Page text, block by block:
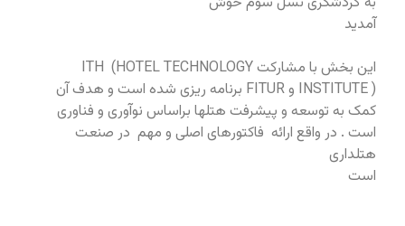
آمدید
این بخش با مشارکت ITH (HOTEL TECHNOLOGY
INSTITUTE ) و FITUR برنامه ریزی شده است و هدف آن
کمک به توسعه و پیشرفت هتلها براساس نوآوری و فناوری
است . در واقع ارائه فاکتورهای اصلی و مهم در صنعت
هتلداری
است